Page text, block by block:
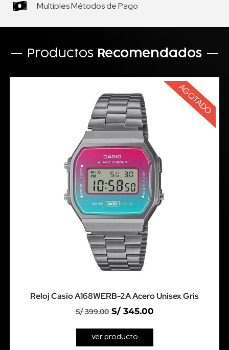
Multiples Métodos de Pago
Productos Recomendados
AGOTADO
Reloj Casio A168WERB-2A Acero Unisex Gris
S/399.00 S/345.00
Ver producto